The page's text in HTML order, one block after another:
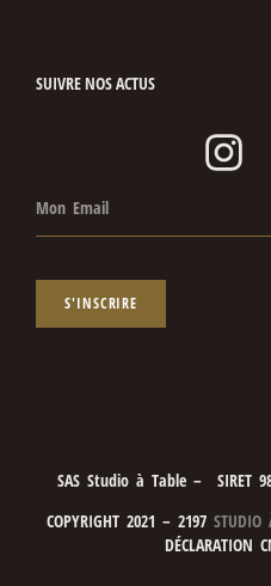
SUIVRE NOS ACTUS
S'INSCRIRE
SAS Studio à Table – SIRET
COPYRIGHT 2021 – 2197STUDIO
DÉCLARATION